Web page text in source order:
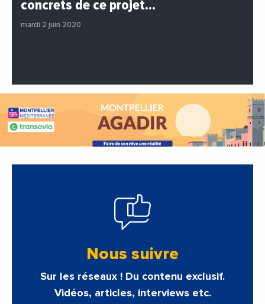
#Entreprises
#Institutions
concrets de ce projet…
mardi 2 juin 2020
Nous suivre
Sur les réseaux ! Du contenu exclusif.
Vidéos, articles, interviews etc.